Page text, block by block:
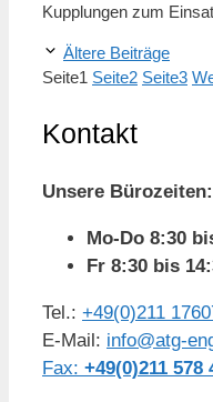
Kupplungen zum
Ältere Beiträge
Seite1 Seite2 Seite3
Kontakt
Unsere Bürozeiten:
Mo-Do 8:30
Fr 8:30 bis
Tel.: +49(0)211
E-Mail: info@atg-
Fax: +49(0)211 578